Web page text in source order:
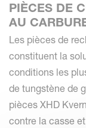
PIÈCES DE
AU
Les pièces de
constituent la
conditions les
de tungstène de
pièces XHD
contre la casse